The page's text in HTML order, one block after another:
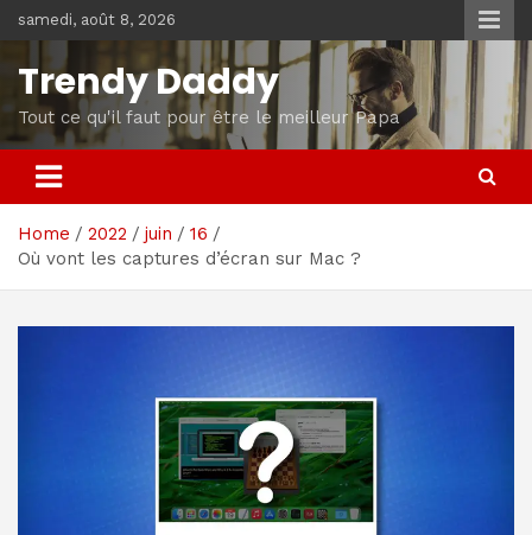
to
content
samedi, août 8, 2026
Trendy Daddy
Tout ce qu'il faut pour être le meilleur Papa
Home 2022 juin
16
Où vont les captures d’écran sur Mac ?